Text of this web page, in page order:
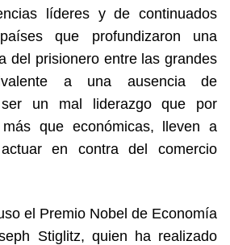
líderes y de continuados
que profundizaron una
del prisionero entre las grandes
a una ausencia de
ser un mal liderazgo que por
que económicas, lleven a
en contra del comercio
el Premio Nobel de Economía
Stiglitz, quien ha realizado